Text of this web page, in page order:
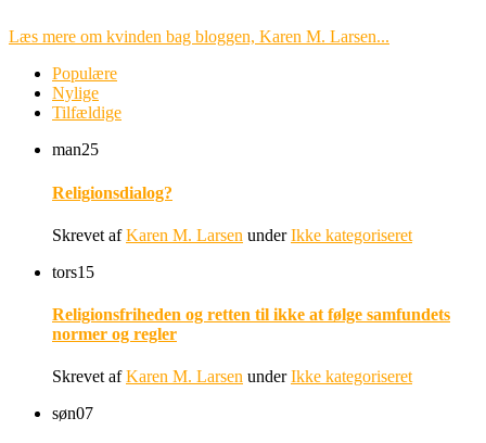
Læs mere om kvinden bag bloggen, Karen M. Larsen...
Populære
Nylige
Tilfældige
man25
Religionsdialog?
Skrevet afKaren M. Larsen underIkke kategoriseret
tors15
Religionsfriheden og retten til ikke at følge samfundets
normer og regler
Skrevet afKaren M. Larsen underIkke kategoriseret
søn07